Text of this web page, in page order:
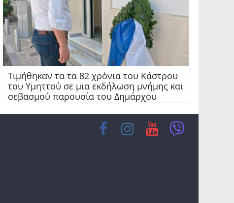
Τιμήθηκαν τα τα 82 χρόνια του Κάστρου
του Υμηττού σε μια εκδήλωση μνήμης και
σεβασμού παρουσία του Δημάρχου